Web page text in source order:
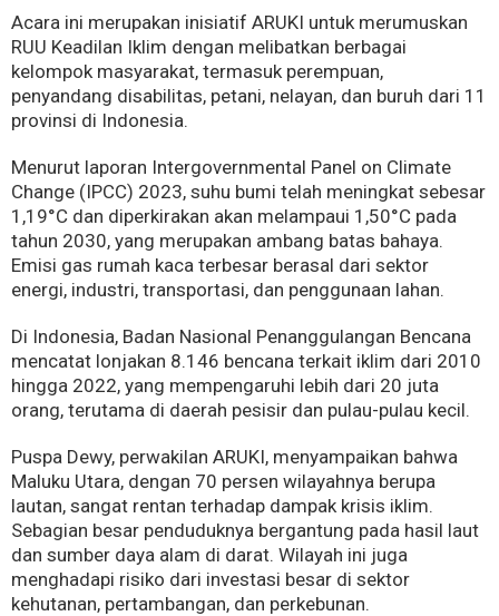
Acara ini merupakan inisiatif ARUKI untuk merumuskan
RUU Keadilan Iklim dengan melibatkan berbagai
kelompok masyarakat, termasuk perempuan,
penyandang disabilitas, petani, nelayan, dan buruh dari 11
provinsi di Indonesia.
Menurut laporan Intergovernmental Panel on Climate
Change (IPCC) 2023, suhu bumi telah meningkat sebesar
1,19°C dan diperkirakan akan melampaui 1,50°C pada
tahun 2030, yang merupakan ambang batas bahaya.
Emisi gas rumah kaca terbesar berasal dari sektor
energi, industri, transportasi, dan penggunaan lahan.
Di Indonesia, Badan Nasional Penanggulangan Bencana
mencatat lonjakan 8.146 bencana terkait iklim dari 2010
hingga 2022, yang mempengaruhi lebih dari 20 juta
orang, terutama di daerah pesisir dan pulau-pulau kecil.
Puspa Dewy, perwakilan ARUKI, menyampaikan bahwa
Maluku Utara, dengan 70 persen wilayahnya berupa
lautan, sangat rentan terhadap dampak krisis iklim.
Sebagian besar penduduknya bergantung pada hasil laut
dan sumber daya alam di darat. Wilayah ini juga
menghadapi risiko dari investasi besar di sektor
kehutanan, pertambangan, dan perkebunan.